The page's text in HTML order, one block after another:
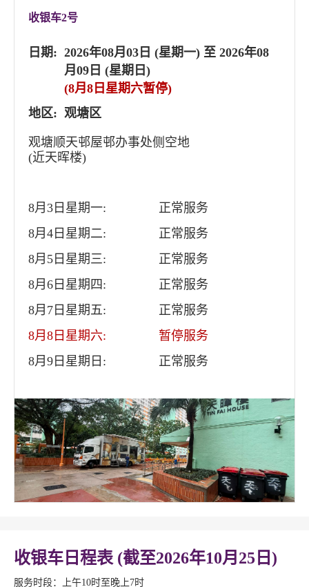
收银车2号
日期: 2026年08月03日 (星期一) 至 2026年08
月09日 (星期日)
(8月8日星期六暂停)
地区: 观塘区
观塘顺天邨屋邨办事处侧空地
(近天晖楼)
8月3日星期一:
正常服务
8月4日星期二:
正常服务
8月5日星期三:
正常服务
8月6日星期四:
正常服务
8月7日星期五:
正常服务
8月8日星期六:
暂停服务
8月9日星期日:
正常服务
收银车日程表 (截至2026年10月25日)
服务时段：上午10时至晚上7时